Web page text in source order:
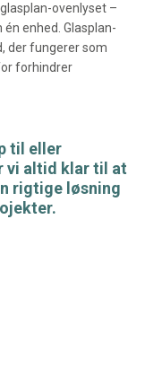
ovenlyset –
enhed. Glasplan-
der fungerer som
forhindrer
til eller
vi altid klar til at
rigtige løsning